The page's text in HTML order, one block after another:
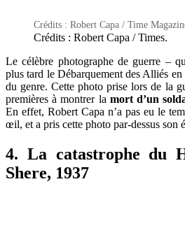
Crédits : Robert Capa / Time
Crédits : Robert Capa / Times.
Le célèbre photographe de guerre –
plus tard le Débarquement des Alliés
du genre. Cette photo prise lors de la
premières à montrer la mort d’un
En effet, Robert Capa n’a pas eu le
œil, et a pris cette photo par-dessus son
4. La catastrophe du
Shere, 1937